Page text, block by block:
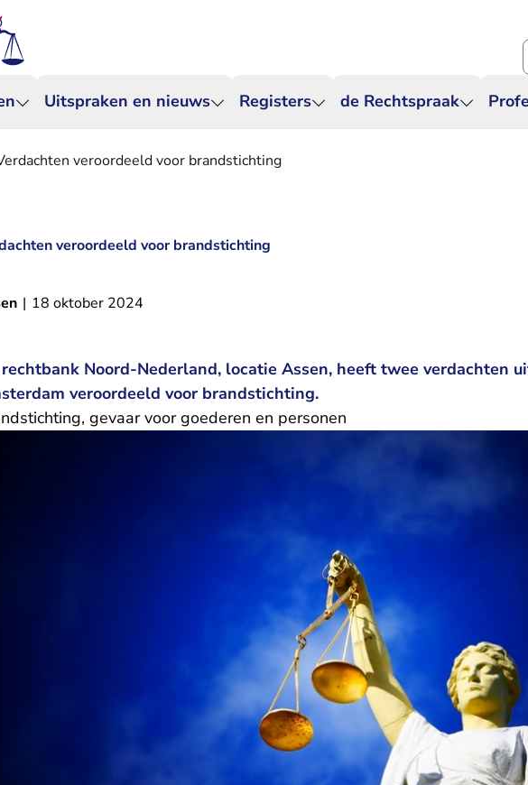
Uitspraken en nieuws Registers de Rechtspraak
veroordeeld voor brandstichting
veroordeeld voor brandstichting
| 18 oktober 2024
Noord-Nederland, locatie Assen, heeft twee verdachten
veroordeeld voor brandstichting.
gevaar voor goederen en personen